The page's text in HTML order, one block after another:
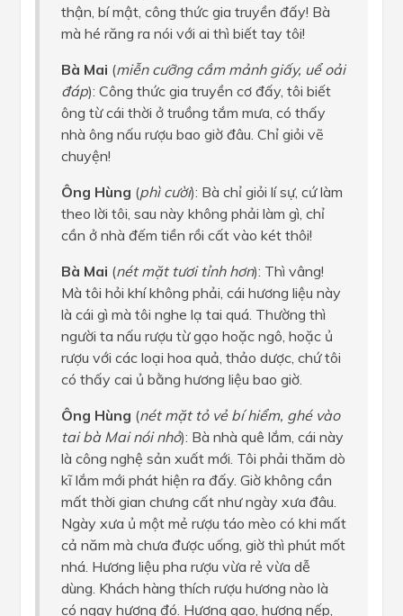
thận, bí mật, công thức gia truyền đấy! Bà
mà hé răng ra nói với ai thì biết tay tôi!
Bà Mai (miễn cưỡng cầm mảnh giấy, uể oải
đáp): Công thức gia truyền cơ đấy, tôi biết
ông từ cái thời ở truồng tắm mưa, có thấy
nhà ông nấu rượu bao giờ đâu. Chỉ giỏi vẽ
chuyện!
Ông Hùng (phì cười): Bà chỉ giỏi lí sự, cứ làm
theo lời tôi, sau này không phải làm gì, chỉ
cần ở nhà đếm tiền rồi cất vào két thôi!
Bà Mai (nét mặt tươi tỉnh hơn): Thì vâng!
Mà tôi hỏi khí không phải, cái hương liệu này
là cái gì mà tôi nghe lạ tai quá. Thường thì
người ta nấu rượu từ gạo hoặc ngô, hoặc ủ
rượu với các loại hoa quả, thảo dược, chứ tôi
có thấy cai ủ bằng hương liệu bao giờ.
Ông Hùng (nét mặt tỏ vẻ bí hiểm, ghé vào
tai bà Mai nói nhỏ): Bà nhà quê lắm, cái này
là công nghệ sản xuất mới. Tôi phải thăm dò
kĩ lắm mới phát hiện ra đấy. Giờ không cần
mất thời gian chưng cất như ngày xưa đâu.
Ngày xưa ủ một mẻ rượu táo mèo có khi mất
cả năm mà chưa được uống, giờ thì phút mốt
nhá. Hương liệu pha rượu vừa rẻ vừa dễ
dùng. Khách hàng thích rượu hương nào là
có ngay hương đó. Hương gạo, hương nếp,